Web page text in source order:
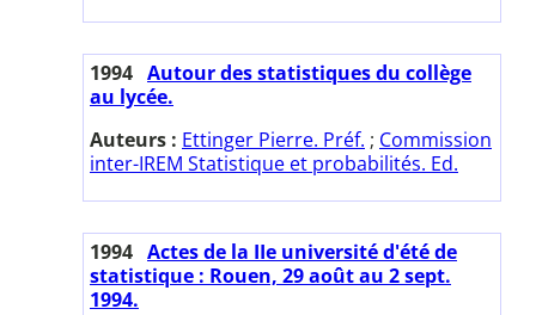
1994 Autour des statistiques du collège
au lycée.
Auteurs : Ettinger Pierre. Préf. ; Commission
inter-IREM Statistique et probabilités. Ed.
1994 Actes de la IIe université d'été de
statistique : Rouen, 29 août au 2 sept.
1994.